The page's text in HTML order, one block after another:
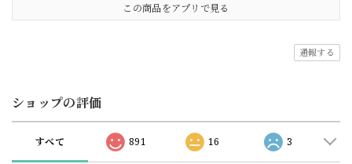
この商品をアプリで見る
通報する
ショップの評価
すべて 891 16 3